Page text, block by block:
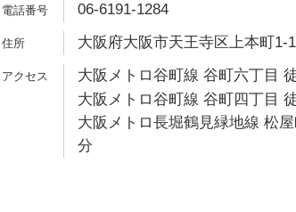
06-6191-1284
大阪府大阪市天王寺区上本町1-
大阪メトロ谷町線 谷町六丁目
大阪メトロ谷町線 谷町四丁目
大阪メトロ長堀鶴見緑地線 松
分